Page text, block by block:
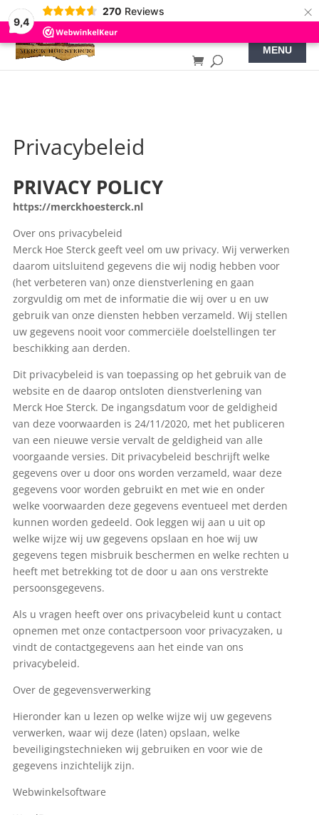
9,4
270 Reviews ×
Privacybeleid
PRIVACY POLICY
https://merckhoesterck.nl
Over ons privacybeleid
Merck Hoe Sterck geeft veel om uw privacy. Wij verwerken
daarom uitsluitend gegevens die wij nodig hebben voor
(het verbeteren van) onze dienstverlening en gaan
zorgvuldig om met de informatie die wij over u en uw
gebruik van onze diensten hebben verzameld. Wij stellen
uw gegevens nooit voor commerciële doelstellingen ter
beschikking aan derden.
Dit privacybeleid is van toepassing op het gebruik van de
website en de daarop ontsloten dienstverlening van
Merck Hoe Sterck. De ingangsdatum voor de geldigheid
van deze voorwaarden is 24/11/2020, met het publiceren
van een nieuwe versie vervalt de geldigheid van alle
voorgaande versies. Dit privacybeleid beschrijft welke
gegevens over u door ons worden verzameld, waar deze
gegevens voor worden gebruikt en met wie en onder
welke voorwaarden deze gegevens eventueel met derden
kunnen worden gedeeld. Ook leggen wij aan u uit op
welke wijze wij uw gegevens opslaan en hoe wij uw
gegevens tegen misbruik beschermen en welke rechten u
heeft met betrekking tot de door u aan ons verstrekte
persoonsgegevens.
Als u vragen heeft over ons privacybeleid kunt u contact
opnemen met onze contactpersoon voor privacyzaken, u
vindt de contactgegevens aan het einde van ons
privacybeleid.
Over de gegevensverwerking
Hieronder kan u lezen op welke wijze wij uw gegevens
verwerken, waar wij deze (laten) opslaan, welke
beveiligingstechnieken wij gebruiken en voor wie de
gegevens inzichtelijk zijn.
Webwinkelsoftware